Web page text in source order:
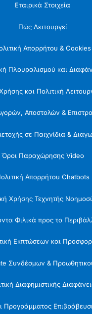
Εταιρικά Στοιχεία
Πώς Λειτουργεί
Απορρήτου & Cookies
Πλουραλισμού και
και Πολιτική
Αποστολών &
σε Παιχνίδια &
Όροι Παραχώρησης Video
Απορρήτου Chatbots
Χρήσης Τεχνητής
Φιλικά προς το
Εκπτώσεων και
Συνδέσμων &
Διαφημιστικής
Προγράμματος